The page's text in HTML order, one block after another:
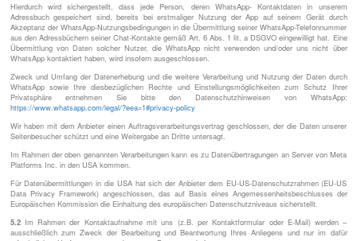
Hierdurch wird sichergestellt, dass jede Person, deren WhatsApp- Kontaktdaten in unserem
Adressbuch gespeichert sind, bereits bei erstmaliger Nutzung der App auf seinem Gerät durch
Akzeptanz der WhatsApp-Nutzungsbedingungen in die Übermittlung seiner WhatsApp-Telefonnummer
aus den Adressbüchern seiner Chat-Kontakte gemäß Art. 6 Abs. 1 lit. a DSGVO eingewilligt hat. Eine
Übermittlung von Daten solcher Nutzer, die WhatsApp nicht verwenden und/oder uns nicht über
WhatsApp kontaktiert haben, wird insofern ausgeschlossen.
Zweck und Umfang der Datenerhebung und die weitere Verarbeitung und Nutzung der Daten durch
WhatsApp sowie Ihre diesbezüglichen Rechte und Einstellungsmöglichkeiten zum Schutz Ihrer
Privatsphäre entnehmen Sie bitte den Datenschutzhinweisen von WhatsApp:
https://www.whatsapp.com/legal/?eea=1#privacy-policy
Wir haben mit dem Anbieter einen Auftragsverarbeitungsvertrag geschlossen, der die Daten unserer
Seitenbesucher schützt und eine Weitergabe an Dritte untersagt.
Im Rahmen der oben genannten Verarbeitungen kann es zu Datenübertragungen an Server von Meta
Platforms Inc. in den USA kommen.
Für Datenübermittlungen in die USA hat sich der Anbieter dem EU-US-Datenschutzrahmen (EU-US
Data Privacy Framework) angeschlossen, das auf Basis eines Angemessenheitsbeschlusses der
Europäischen Kommission die Einhaltung des europäischen Datenschutzniveaus sicherstellt.
5.2Im Rahmen der Kontaktaufnahme mit uns (z.B. per Kontaktformular oder E-Mail) werden –
ausschließlich zum Zweck der Bearbeitung und Beantwortung Ihres Anliegens und nur im dafür